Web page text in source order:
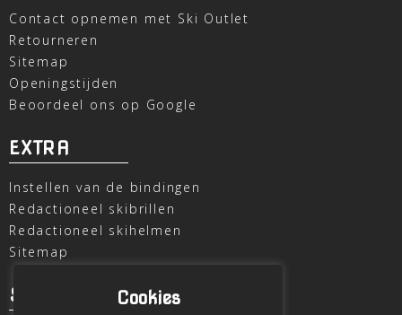
Contact opnemen met Ski Outlet
Retourneren
Sitemap
Openingstijden
Beoordeel ons op Google
EXTRA
Instellen van de bindingen
Redactioneel skibrillen
Redactioneel skihelmen
Sitemap
SKI OUTLETCookies